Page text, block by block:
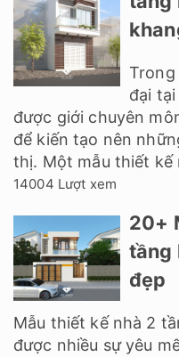
Trong
đại
được giới chuyên
để kiến tạo nên
thị. Một mẫu thiết kế
14004 Lượt xem
20+
tầng
đẹp
Mẫu thiết kế nhà 2
được nhiều sự yêu